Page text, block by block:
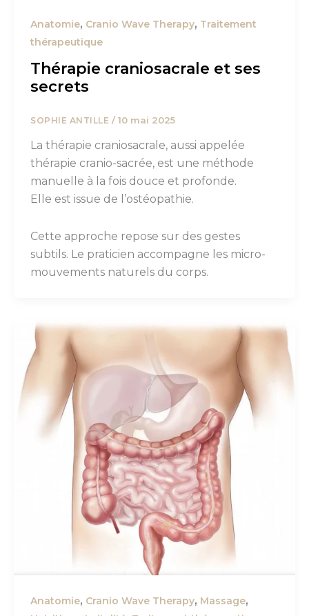
Anatomie, Cranio Wave Therapy, Traitement
thérapeutique
Thérapie craniosacrale et ses
secrets
SOPHIE ANTILLE / 10 mai 2025
La thérapie craniosacrale, aussi appelée
thérapie cranio-sacrée, est une méthode
manuelle à la fois douce et profonde.
Elle est issue de l’ostéopathie.
Cette approche repose sur des gestes
subtils. Le praticien accompagne les micro-
mouvements naturels du corps.
Anatomie, Cranio Wave Therapy, Massage,